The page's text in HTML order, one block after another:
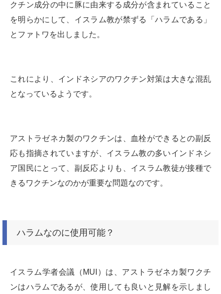
クチン成分の中に豚に由来する成分が含まれていること
を明らかにして、イスラム教が禁ずる「ハラムである」
とファトワを出しました。
これにより、インドネシアのワクチン対策は大きな混乱
となっているようです。
アストラゼネカ製のワクチンは、血栓ができるとの副反
応も指摘されていますが、イスラム教の多いインドネシ
ア国民にとって、副反応よりも、イスラム教徒が接種で
きるワクチンなのかが重要な問題なのです。
ハラムなのに使用可能？
イスラム学者会議（MUI）は、アストラゼネカ製ワクチ
ンはハラムであるが、使用しても良いと見解を示しまし